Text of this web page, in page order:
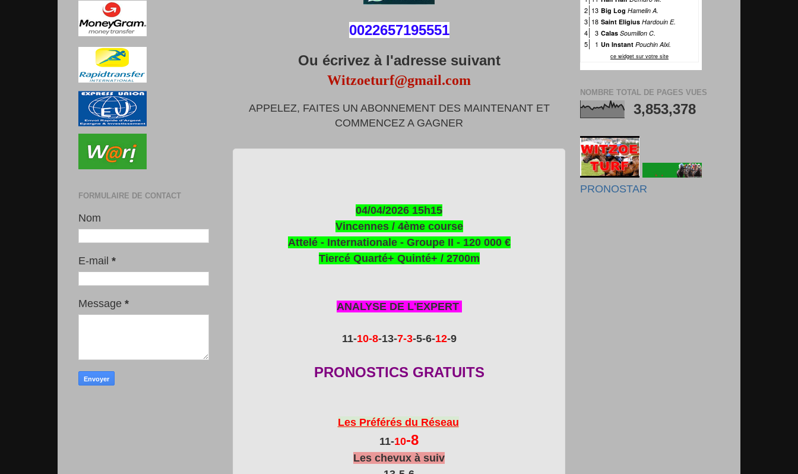
0022657195551
Ou écrivez à l'adresse suivant
Witzoeturf@gmail.com
APPELEZ, FAITES UN ABONNEMENT DES MAINTENANT ET
COMMENCEZ A GAGNER
04/04/2026 15h15
Vincennes / 4èmecourse
Attelé - Internationale - Groupe II - 120 000 €
Tiercé Quarté+ Quinté+ / 2700m
ANALYSE DE L'EXPERT
11-10-8-13-7-3-5-6-12-9
PRONOSTICS GRATUITS
Les Préférés du Réseau
11-10-8
Les chevux à suiv
FORMULAIRE DE CONTACT
Nom
E-mail *
Message *
NOMBRE TOTAL DE PAGES VUES
3,853,378
PRONOSTAR